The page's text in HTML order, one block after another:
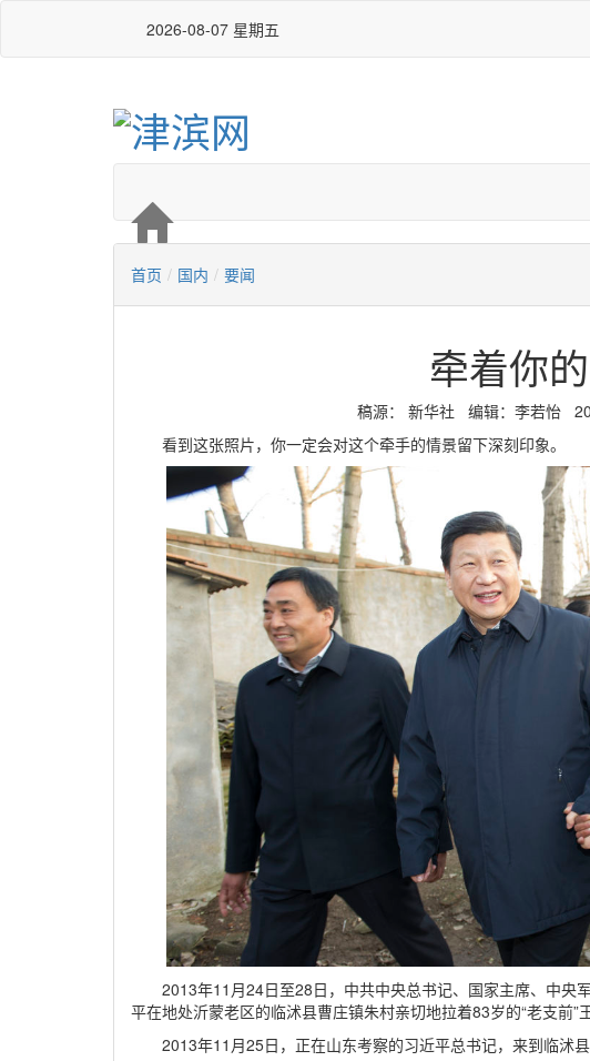
2026-08-07 星期五
首页 / 国内 / 要闻
牵着你
稿源：​ 新华社 编辑：李若怡
看到这张照片，你一定会对这个牵手的情景留下深刻印象。
2013年11月24日至28日，中共中央总书记、国家主席、中央
平在地处沂蒙老区的临沭县曹庄镇朱村亲切地拉着83岁的“老支前
2013年11月25日，正在山东考察的习近平总书记，来到临沭